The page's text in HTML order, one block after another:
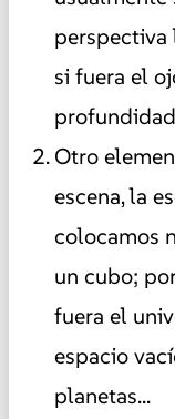
si fuera el
Otro
escena, la
colocamos
un cubo;
fuera el
espacio
planetas...